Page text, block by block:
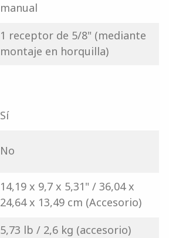
manual
1 receptor de 5/8" (mediante
montaje en horquilla)
Sí
No
14,19 x 9,7 x 5,31" / 36,04 x
24,64 x 13,49 cm (Accesorio)
5,73 lb / 2,6 kg (accesorio)